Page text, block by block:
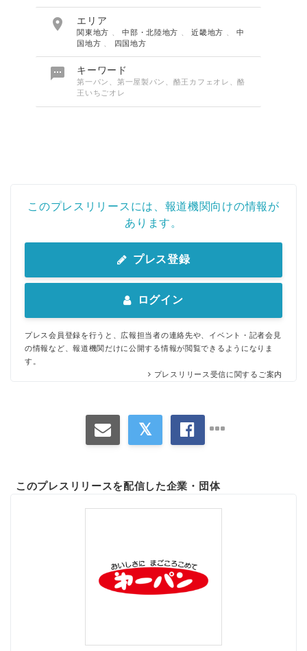
 エリア
関東地方 、中部・北陸地方 、近畿地方 、中
国地方
四国地方
 キーワード
第一パン、第一屋製パン、酪王カフェオレ、酪
王いちごオレ
このプレスリリースには、報道機関向けの情報が
あります。
プレス登録
ログイン
プレス会員登録を行うと、広報担当者の連絡先や、イベント・記者会見
の情報など、報道機関だけに公開する情報が閲覧できるようになりま
す。
プレスリリース受信に関するご案内
このプレスリリースを配信した企業・団体